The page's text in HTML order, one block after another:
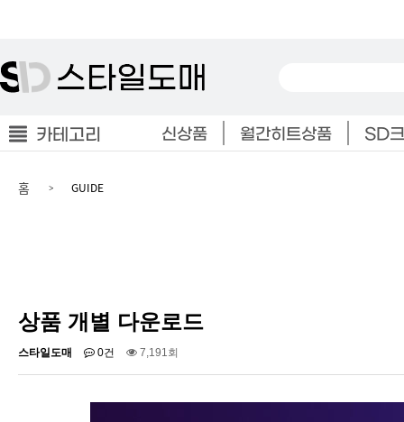
카테고리 신상품 월간히트상품 SD
홈 GUIDE
상품 개별 다운로드
스타일도매 0건 7,191회